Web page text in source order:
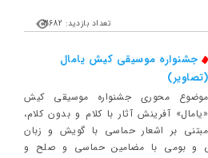
تعداد بازدید: 3682
جشنواره‌ موسیقی کیش یامال
(تصاویر)
موضوع محوری جشنواره موسیقی کیش
«یامال» آفرینش آثار با کلام و بدون کلام،
مبتنی بر اشعار حماسی با گویش و زبان
و بومی با مضامین حماسی و صلح و